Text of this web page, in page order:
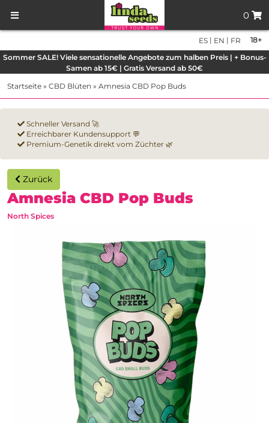
0
18+
ES | EN | FR
Sommer SALE! Viele sensationelle Angebote zum halben Preis | + Bonus-
Samen ab 15€ | Gratis Versand ab 50€
Startseite » CBD Blüten » Amnesia CBD Pop Buds
Schneller Versand 🚀
Erreichbarer Kundensupport 💬
Premium-Genetik direkt vom Züchter 🌿
Zurück
Amnesia CBD Pop Buds
North Spices